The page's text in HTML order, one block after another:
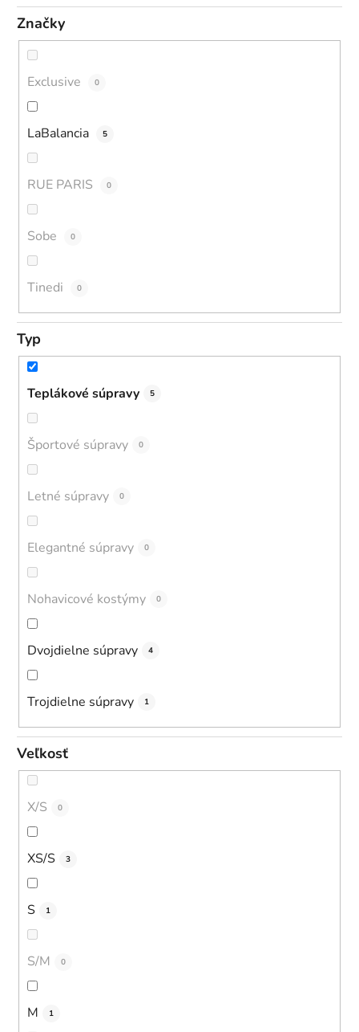
Značky
Exclusive 0
LaBalancia 5
RUE PARIS 0
Sobe 0
Tinedi 0
Typ
Teplákové súpravy 5
Športové súpravy 0
Letné súpravy 0
Elegantné súpravy 0
Nohavicové kostýmy 0
Dvojdielne súpravy 4
Trojdielne súpravy 1
Veľkosť
X/S 0
XS/S 3
S 1
S/M 0
M 1